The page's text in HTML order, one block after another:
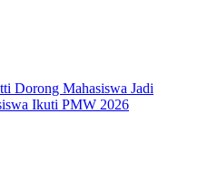
Dorong Mahasiswa Jadi
Ikuti PMW 2026